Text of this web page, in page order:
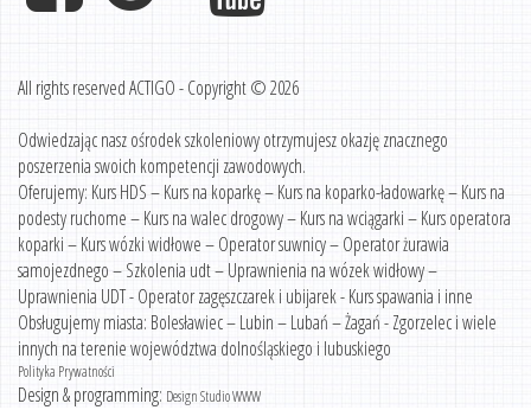
All rights reserved ACTIGO - Copyright © 2026
Odwiedzając nasz ośrodek szkoleniowy otrzymujesz okazję znacznego
poszerzenia swoich kompetencji zawodowych.
Oferujemy: Kurs HDS – Kurs na koparkę – Kurs na koparko-ładowarkę – Kurs na
podesty ruchome – Kurs na walec drogowy – Kurs na wciągarki – Kurs operatora
koparki – Kurs wózki widłowe – Operator suwnicy – Operator żurawia
samojezdnego – Szkolenia udt – Uprawnienia na wózek widłowy –
Uprawnienia UDT - Operator zagęszczarek i ubijarek - Kurs spawania i inne
Obsługujemy miasta: Bolesławiec – Lubin – Lubań – Żagań - Zgorzelec i wiele
innych na terenie województwa dolnośląskiego i lubuskiego
Polityka Prywatności
Design & programming: Design Studio WWW